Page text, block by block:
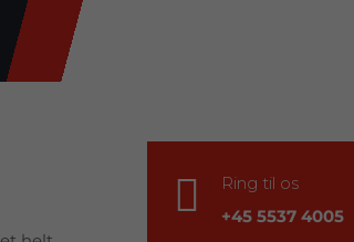

Ring til os
+45 5537 4005